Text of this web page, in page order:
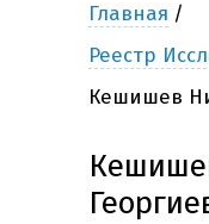
Главная
Реестр
Кешишев